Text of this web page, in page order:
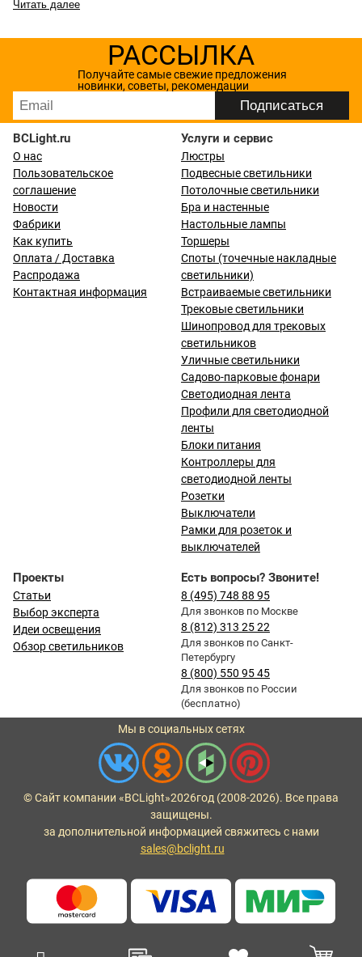
Читать далее
РАССЫЛКА
Получайте самые свежие предложения
новинки, советы, рекомендации
BCLight.ru
О нас
Пользовательское
соглашение
Новости
Фабрики
Как купить
Оплата / Доставка
Распродажа
Контактная информация
Услуги и сервис
Люстры
Подвесные светильники
Потолочные светильники
Бра и настенные
Настольные лампы
Торшеры
Споты (точечные накладные
светильники)
Встраиваемые светильники
Трековые светильники
Шинопровод для трековых
светильников
Уличные светильники
Садово-парковые фонари
Светодиодная лента
Профили для светодиодной
ленты
Блоки питания
Контроллеры для
светодиодной ленты
Розетки
Выключатели
Рамки для розеток и
выключателей
Проекты
Статьи
Выбор эксперта
Идеи освещения
Обзор светильников
Есть вопросы? Звоните!
8 (495) 748 88 95
Для звонков по Москве
8 (812) 313 25 22
Для звонков по Санкт-
Петербургу
8 (800) 550 95 45
Для звонков по России
(бесплатно)
Мы в социальных сетях
© Сайт компании «BCLight»2026год (2008-2026). Все права
защищены.
за дополнительной информацией свяжитесь с нами
sales@bclight.ru